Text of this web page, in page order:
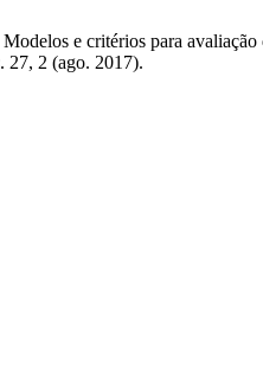
e critérios para
. 27, 2 (ago. 2017).